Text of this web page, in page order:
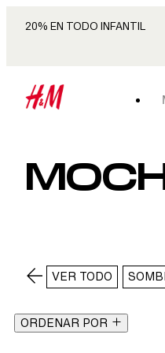
20% EN TODO INFANTIL
VER TODO
ORDENAR POR